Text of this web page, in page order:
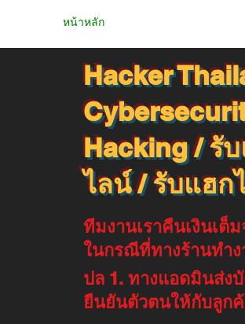
หน้าหลัก
Hacker
Hacking / รั
ไลน์ / รับแฮก
ทีมงานเราคืนเงินเต็
ในกรณีที่ทางร้านทำง
ปล 1. ทางแอดมินส่
ยืนยันตัวตนให้กับลูก